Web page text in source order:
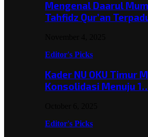
Mengenal Daarul
Tahfidz Qur’an
Editor's Picks
Kader NU OKU Timur
Konsolidasi Menuju
Editor's Picks